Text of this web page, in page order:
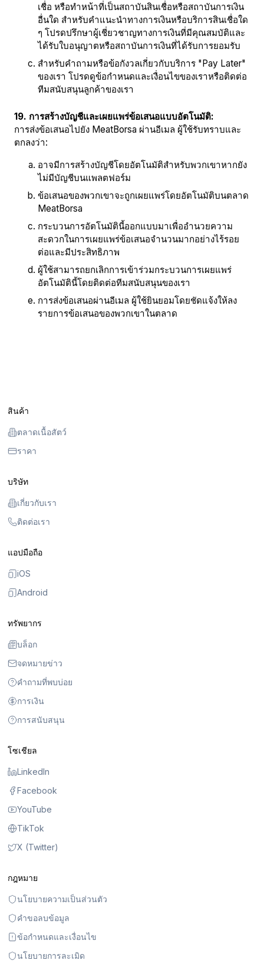
เชื่อ หรือทำหน้าที่เป็นสถาบันสินเชื่อหรือสถาบันการเงิน
อื่นใด สำหรับคำแนะนำทางการเงินหรือบริการสินเชื่อใด
ๆ โปรดปรึกษาผู้เชี่ยวชาญทางการเงินที่มีคุณสมบัติและ
ได้รับใบอนุญาตหรือสถาบันการเงินที่ได้รับการยอมรับ
สำหรับคำถามหรือข้อกังวลเกี่ยวกับบริการ "Pay Later"
ของเรา โปรดดูข้อกำหนดและเงื่อนไขของเราหรือติดต่อ
ทีมสนับสนุนลูกค้าของเรา
19. การสร้างบัญชีและเผยแพร่ข้อเสนอแบบอัตโนมัติ:
การส่งข้อเสนอไปยัง MeatBorsa ผ่านอีเมล ผู้ใช้รับทราบและ
ตกลงว่า:
อาจมีการสร้างบัญชีโดยอัตโนมัติสำหรับพวกเขาหากยัง
ไม่มีบัญชีบนแพลตฟอร์ม
ข้อเสนอของพวกเขาจะถูกเผยแพร่โดยอัตโนมัติบนตลาด
MeatBorsa
กระบวนการอัตโนมัตินี้ออกแบบมาเพื่ออำนวยความ
สะดวกในการเผยแพร่ข้อเสนอจำนวนมากอย่างไร้รอย
ต่อและมีประสิทธิภาพ
ผู้ใช้สามารถยกเลิกการเข้าร่วมกระบวนการเผยแพร่
อัตโนมัตินี้โดยติดต่อทีมสนับสนุนของเรา
การส่งข้อเสนอผ่านอีเมล ผู้ใช้ยินยอมโดยชัดแจ้งให้ลง
รายการข้อเสนอของพวกเขาในตลาด
สินค้า
ตลาดเนื้อสัตว์
ราคา
บริษัท
เกี่ยวกับเรา
ติดต่อเรา
แอปมือถือ
iOS
Android
ทรัพยากร
บล็อก
จดหมายข่าว
คำถามที่พบบ่อย
การเงิน
การสนับสนุน
โซเชียล
LinkedIn
Facebook
YouTube
TikTok
X (Twitter)
กฎหมาย
นโยบายความเป็นส่วนตัว
คำขอลบข้อมูล
ข้อกำหนดและเงื่อนไข
นโยบายการละเมิด